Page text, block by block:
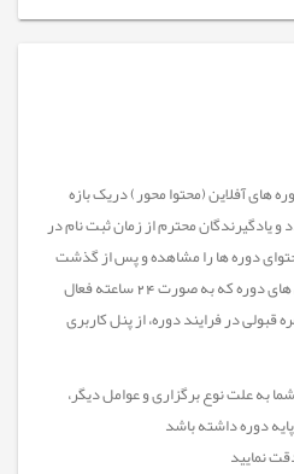
های آفلاین (محتوا محور) دریک بازه
می گردد و یادگیرندگان محترم از زمان ثبت نام در
دارند محتوای دوره ها را مشاهده و پس از گذشت
72 ساعت از زمان ثبت نام در آزمون های دوره که به صورت 24 ساعته فعال
در فرایند دوره، از پنل کاربری
به علت نوع برگزاری و عوامل دیگر،
دوره داشته باشد
نمایید